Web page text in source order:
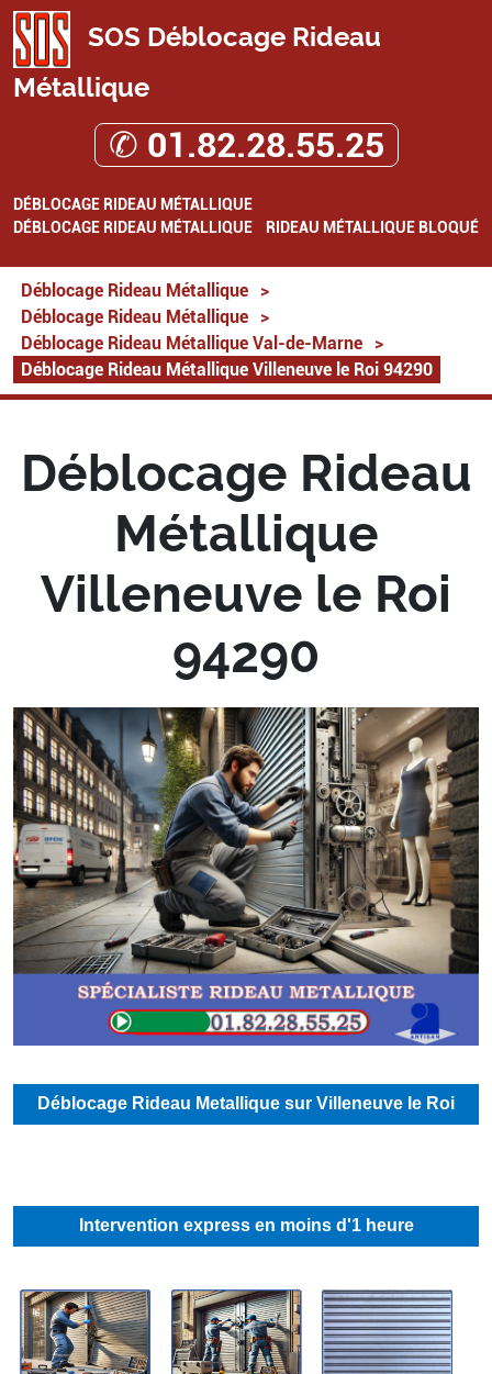
SOS Déblocage Rideau
Métallique
✆ 01.82.28.55.25
DÉBLOCAGE RIDEAU MÉTALLIQUE
DÉBLOCAGE RIDEAU MÉTALLIQUE
RIDEAU MÉTALLIQUE BLOQUÉ
Déblocage Rideau Métallique
>
Déblocage Rideau Métallique
>
Déblocage Rideau Métallique Val-de-Marne
>
Déblocage Rideau Métallique Villeneuve le Roi 94290
Déblocage Rideau
Métallique
Villeneuve le Roi
94290
Déblocage Rideau Metallique sur Villeneuve le Roi
Intervention express en moins d'1 heure